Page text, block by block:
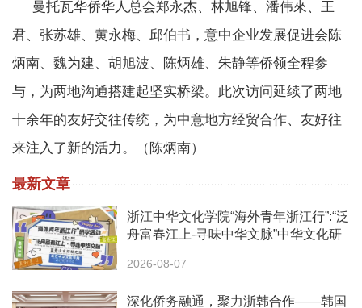
曼托瓦华侨华人总会郑永杰、林旭锋、潘伟來、王
君、张苏雄、黄永梅、邱伯书，意中企业发展促进会陈
炳南、魏为建、胡旭波、陈炳雄、朱静等侨领全程参
与，为两地沟通搭建起坚实桥梁。此次访问延续了两地
十余年的友好交往传统，为中意地方经贸合作、友好往
来注入了新的活力。（陈炳南）
最新文章
浙江中华文化学院“海外青年浙江行”:“泛
舟富春江上-寻味中华文脉”中华文化研
2026-08-07
深化侨务融通，聚力浙韩合作——韩国